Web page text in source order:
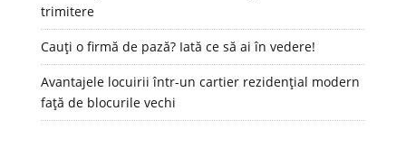
trimitere
Cauți o firmă de pază? Iată ce să ai în vedere!
Avantajele locuirii într-un cartier rezidențial modern
față de blocurile vechi